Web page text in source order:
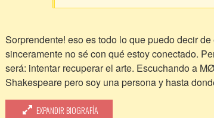
Sorprendente! eso es todo lo que puedo decir
sinceramente no sé con qué estoy conectado.
será: intentar recuperar el arte. Escuchando a
Shakespeare pero soy una persona y hasta
siento por la vida. Para poder expandir mi
hacer arte por mi propia mano y mente. P.S. No
EXPANDIR BIOGRAFÍA